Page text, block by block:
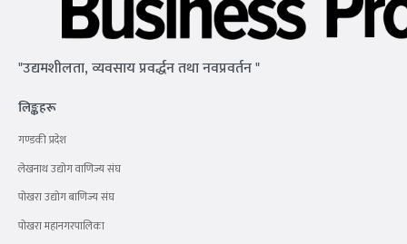
"उद्यमशीलता, व्यवसाय प्रवर्द्धन तथा नवप्रवर्तन "
लिङ्कहरू
गण्डकी प्रदेश
लेखनाथ उद्योग वाणिज्य संघ
पोखरा उद्योग बाणिज्य संघ
पोखरा महानगरपालिका